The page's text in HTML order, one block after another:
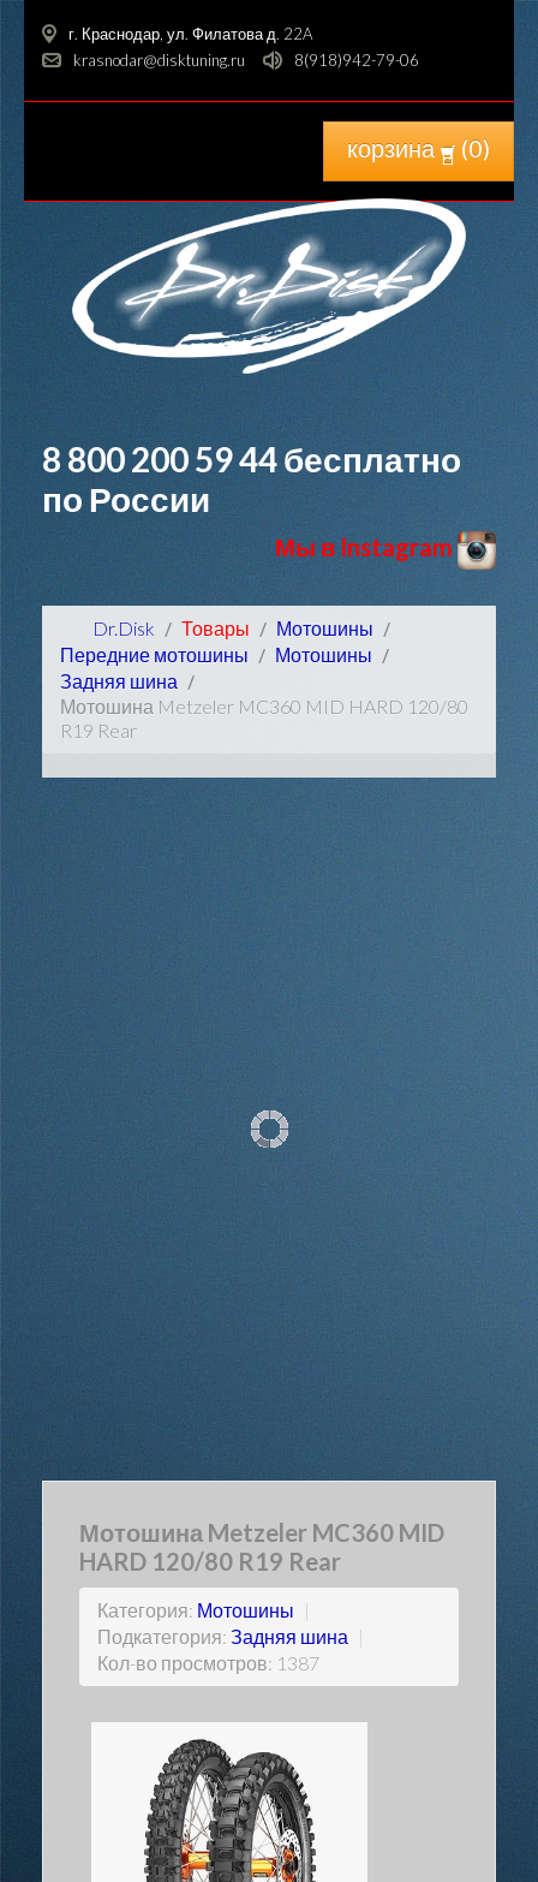
г. Краснодар, ул. Филатова д. 22A
krasnodar@disktuning.ru
8(918)942-79-06
корзина (0)
8 800 200 59 44бесплатно
по России
Мы в Instagram
Dr.Disk Товары
Мотошины
Передние мотошины
Мотошины
Задняя шина
Мотошина Metzeler MC360 MID HARD 120/80
R19 Rear
Мотошина Metzeler MC360 MID
HARD 120/80 R19 Rear
Категория: Мотошины |
Подкатегория: Задняя шина |
Кол-во просмотров: 1387